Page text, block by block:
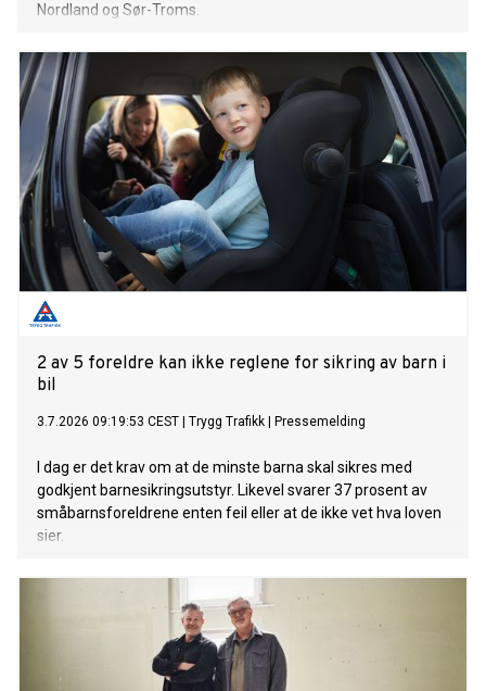
Nordland og Sør-Troms.
2 av 5 foreldre kan ikke reglene for sikring av barn i
bil
3.7.2026 09:19:53 CEST Trygg Trafikk Pressemelding
I dag er det krav om at de minste barna skal sikres med
godkjent barnesikringsutstyr. Likevel svarer 37 prosent av
småbarnsforeldrene enten feil eller at de ikke vet hva loven
sier.